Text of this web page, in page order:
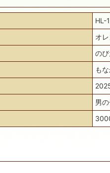
HL-
オ
のび
も
男